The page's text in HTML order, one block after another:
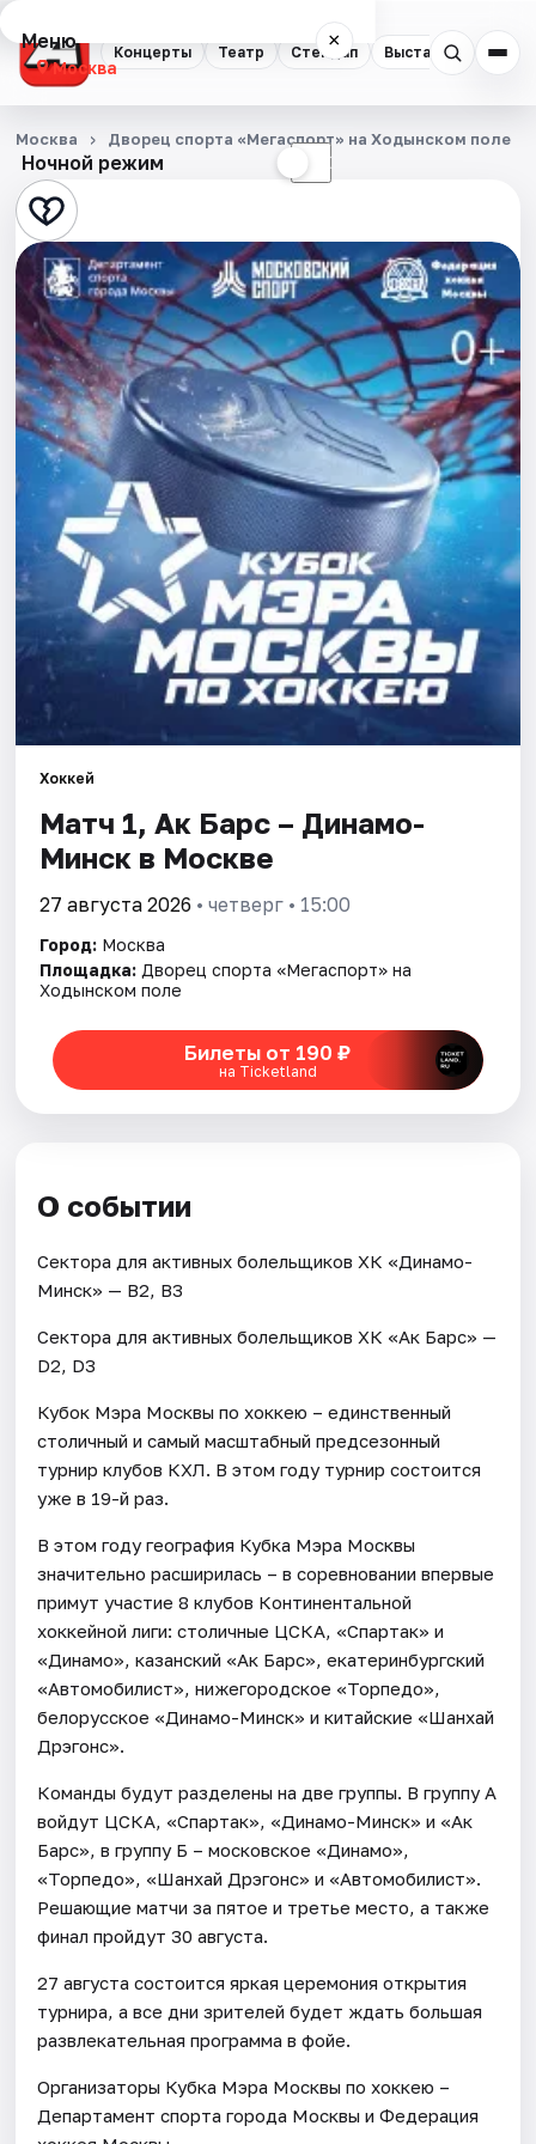
Концерты Театр Стендап Выставки
Меню ×
Москва
Концерты
Театр
Стендап
Выставки
Квесты
Экскурсии
Спорт
События
Города
Площадки
Артисты
Ночной режим ☾
Москва Дворец спорта «Мегаспорт» на Ходынском поле
Хоккей
Матч 1, Ак Барс – Динамо-
Минск в Москве
27 августа 2026 • четверг • 15:00
Город: Москва
Площадка: Дворец спорта «Мегаспорт» на
Ходынском поле
Билеты от 190 ₽
на Ticketland
О событии
Сектора для активных болельщиков ХК «Динамо-
Минск» — В2, В3
Сектора для активных болельщиков ХК «Ак Барс» —
D2, D3
Кубок Мэра Москвы по хоккею – единственный
столичный и самый масштабный предсезонный
турнир клубов КХЛ. В этом году турнир состоится
уже в 19-й раз.
В этом году география Кубка Мэра Москвы
значительно расширилась – в соревновании впервые
примут участие 8 клубов Континентальной
хоккейной лиги: столичные ЦСКА, «Спартак» и
«Динамо», казанский «Ак Барс», екатеринбургский
«Автомобилист», нижегородское «Торпедо»,
белорусское «Динамо-Минск» и китайские «Шанхай
Дрэгонс».
Команды будут разделены на две группы. В группу А
войдут ЦСКА, «Спартак», «Динамо-Минск» и «Ак
Барс», в группу Б – московское «Динамо»,
«Торпедо», «Шанхай Дрэгонс» и «Автомобилист».
Решающие матчи за пятое и третье место, а также
финал пройдут 30 августа.
27 августа состоится яркая церемония открытия
турнира, а все дни зрителей будет ждать большая
развлекательная программа в фойе.
Организаторы Кубка Мэра Москвы по хоккею –
Департамент спорта города Москвы и Федерация